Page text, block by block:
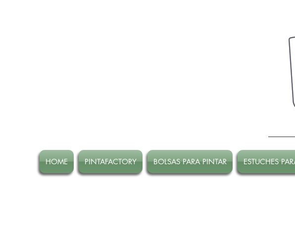
HOME PINTAFACTORY BOLSAS PARA PINTAR ESTUCHES